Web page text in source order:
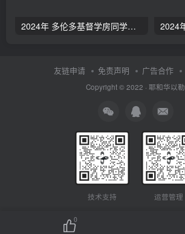
2024年 多伦多基督学房同学聚会：有福的教会（帖后1：1-5） 刘志雄
友链申请 免责声明 广告合作
Copyright © 2022 · 耶和华以勒
技术支持 运营管理
0